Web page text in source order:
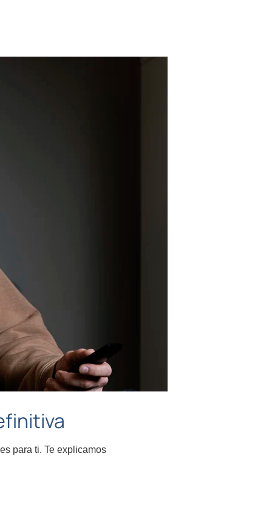
para ti. Te explicamos